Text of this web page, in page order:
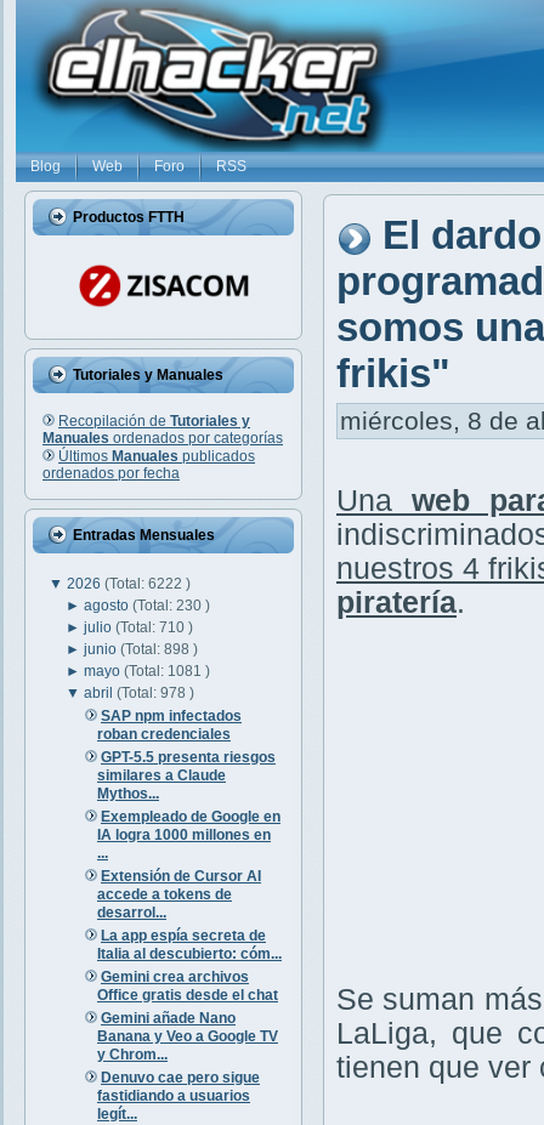
Blog Web Foro RSS
Productos FTTH
Tutoriales y Manuales
Recopilación de Tutoriales y
Manuales ordenados por categorías
Últimos Manuales publicados
ordenados por fecha
Entradas Mensuales
▼ 2026 (Total: 6222 )
►agosto(Total: 230 )
►julio(Total: 710 )
►junio(Total: 898 )
►mayo(Total: 1081 )
▼abril(Total: 978 )
SAP npm infectados
roban credenciales
GPT-5.5 presenta riesgos
similares a Claude
Mythos...
Exempleado de Google en
IA logra 1000 millones en
...
Extensión de Cursor AI
accede a tokens de
desarrol...
La app espía secreta de
Italia al descubierto: cóm...
Gemini crea archivos
Office gratis desde el chat
Gemini añade Nano
Banana y Veo a Google TV
y Chrom...
Denuvo cae pero sigue
fastidiando a usuarios
legít...
El
somos
frikis"
miércoles, 8 de
Una web
nuestros 4
piratería.
Se suman
LaLiga, que
tienen que ver